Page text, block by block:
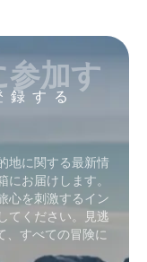
する
加す
地に関する最新情
お届けします。
心を刺激するイン
てください。見逃
、すべての冒険に